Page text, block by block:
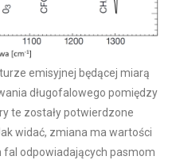
emisyjnej będącej miarą
długofalowego pomiędzy
te zostały potwierdzone
widać, zmiana ma wartości
fal odpowiadających pasmom